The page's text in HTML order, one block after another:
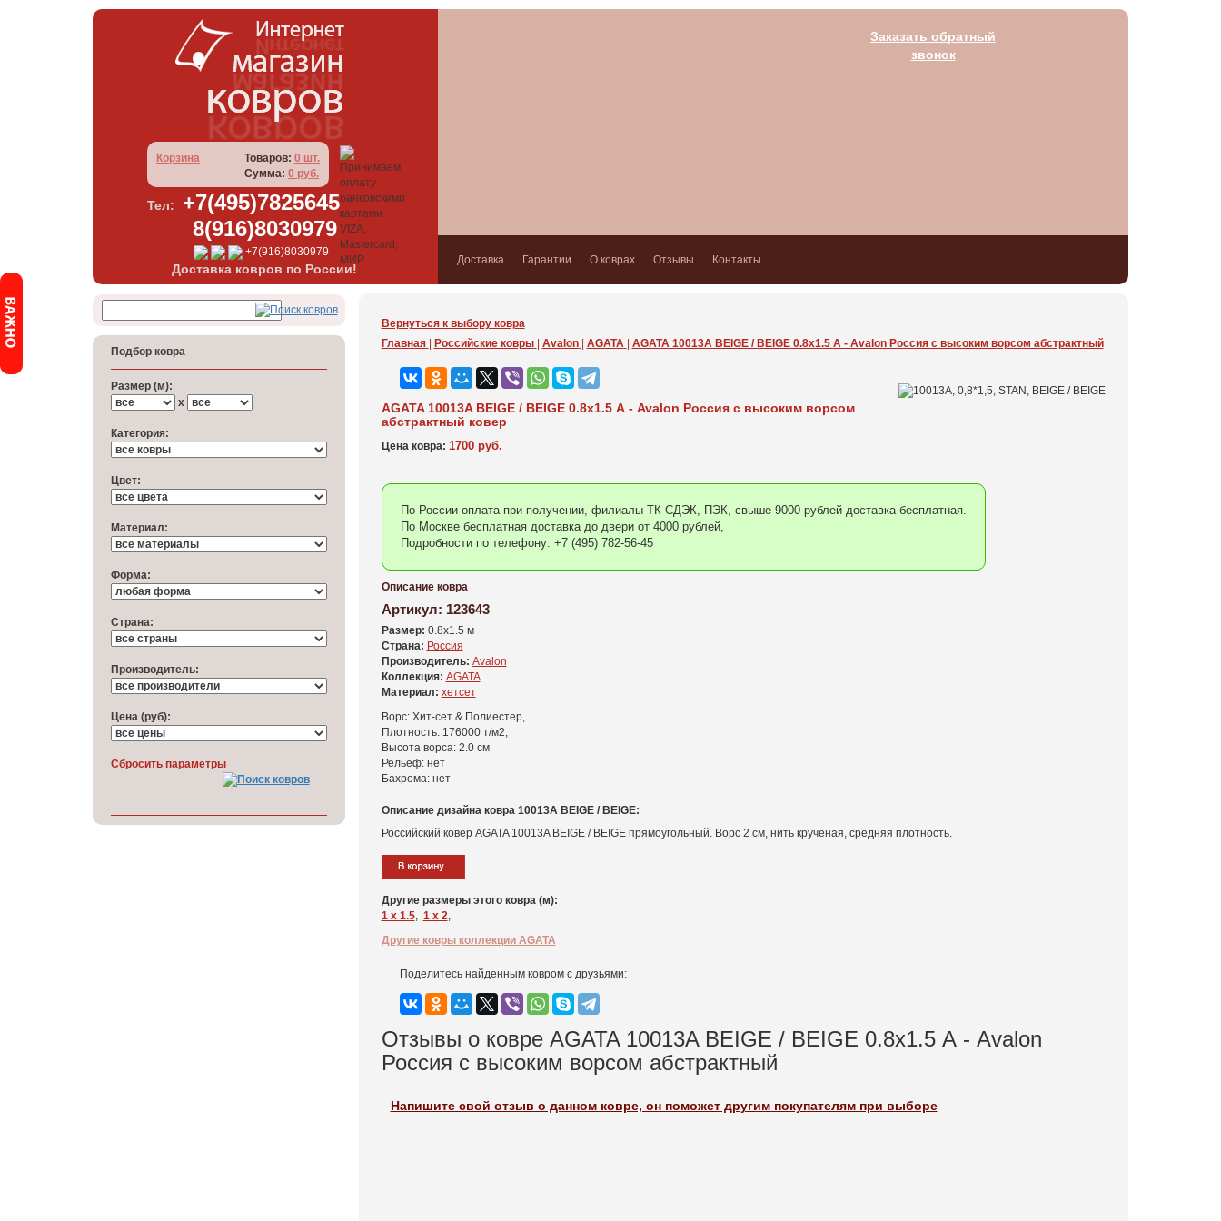
Заказать обратный
звонок
Корзина Товаров: 0 шт.
Сумма: 0 руб.
Тел:
+7(495)7825645
8(916)8030979
+7(916)8030979
Доставка ковров по России!
Доставка Гарантии О коврах Отзывы Контакты
Подбор ковра
Размер (м):
x
Категория:
Цвет:
Материал:
Форма:
Cтрана:
Производитель:
Цена (руб):
Cбросить параметры
Вернуться к выбору ковра
Главная
Российские ковры Avalon AGATA AGATA 10013A BEIGE / BEIGE 0.8x1.5 А - Avalon Россия c высоким ворсом абстрактный
AGATA 10013A BEIGE / BEIGE 0.8x1.5 А - Avalon Россия c высоким ворсом
абстрактный ковер
Цена ковра: 1700 руб.
По России оплата при получении, филиалы ТК СДЭК, ПЭК, свыше 9000 рублей доставка бесплатная.
По Москве бесплатная доставка до двери от 4000 рублей,
Подробности по телефону: +7 (495) 782-56-45
Описание ковра
Артикул: 123643
Размер: 0.8x1.5 м
Страна: Россия
Производитель: Avalon
Коллекция: AGATA
Материал: хетсет
Ворс: Хит-сет & Полиестер,
Плотность: 176000 т/м2,
Высота ворса: 2.0 см
Рельеф: нет
Бахрома: нет
Описание дизайна ковра 10013A BEIGE / BEIGE:
Российский ковер AGATA 10013A BEIGE / BEIGE прямоугольный. Ворс 2 см, нить крученая, средняя плотность.
Другие размеры этого ковра (м):
1 x 1.5, 1 x 2,
Другие ковры коллекции AGATA
Поделитесь найденным ковром с друзьями:
Отзывы о ковре AGATA 10013A BEIGE / BEIGE 0.8x1.5 А - Avalon
Россия c высоким ворсом абстрактный
Напишите свой отзыв о данном ковре, он поможет другим покупателям при выборе